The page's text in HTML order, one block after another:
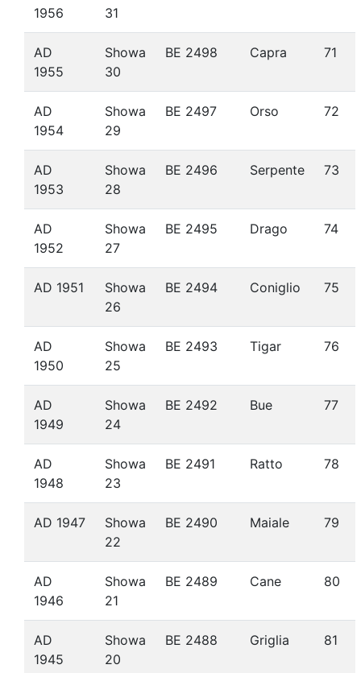
1956
31
AD
1955
Showa
30
BE 2498 Capra 71
AD
1954
Showa
29
BE 2497 Orso 72
AD
1953
Showa
28
BE 2496 Serpente 73
AD
1952
Showa
27
BE 2495 Drago 74
AD 1951
Showa
26
BE 2494 Coniglio 75
AD
1950
Showa
25
BE 2493 Tigar 76
AD
1949
Showa
24
BE 2492 Bue 77
AD
1948
Showa
23
BE 2491 Ratto 78
AD 1947
Showa
22
BE 2490 Maiale 79
AD
1946
Showa
21
BE 2489 Cane 80
AD
1945
Showa
20
BE 2488 Griglia 81